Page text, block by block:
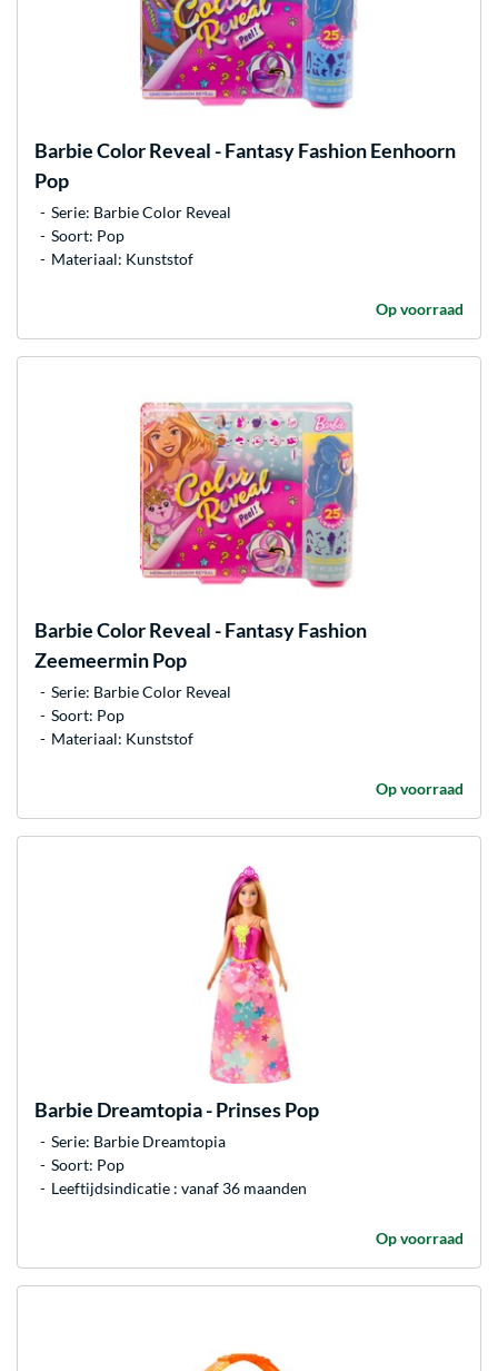
BarbieColor Reveal - Fantasy Fashion Eenhoorn
Pop
Serie: Barbie Color Reveal
Soort: Pop
Materiaal: Kunststof
Op voorraad
BarbieColor Reveal - Fantasy Fashion
Zeemeermin Pop
Serie: Barbie Color Reveal
Soort: Pop
Materiaal: Kunststof
Op voorraad
Barbie Dreamtopia - Prinses Pop
Serie: Barbie Dreamtopia
Soort: Pop
Leeftijdsindicatie : vanaf 36 maanden
Op voorraad